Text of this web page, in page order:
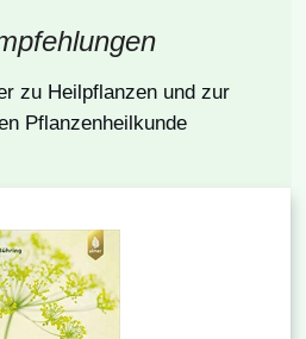
zu Heilpflanzen und zur
Pflanzenheilkunde